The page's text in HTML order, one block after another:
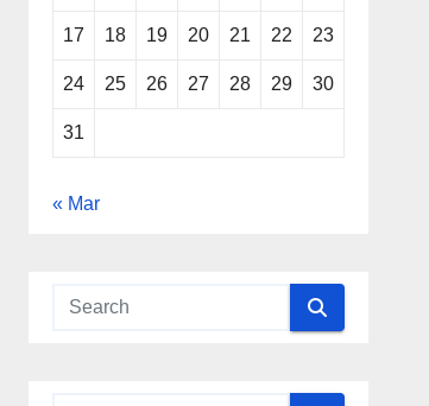
17 18 19 20 21 22 23
24 25 26 27 28 29 30
31
« Mar